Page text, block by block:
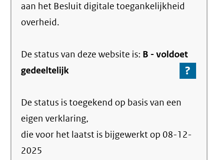
aan het Besluit digitale toegankelijkheid
overheid.
De status van dezewebsite is: B -voldoet
gedeeltelijk
?
Ga
over
De status is toegekend op basis van een
eigen verklaring,
die voor het laatst is bijgewerkt op 08-12-
2025